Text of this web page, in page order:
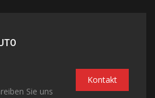
Sie uns
Kontakt